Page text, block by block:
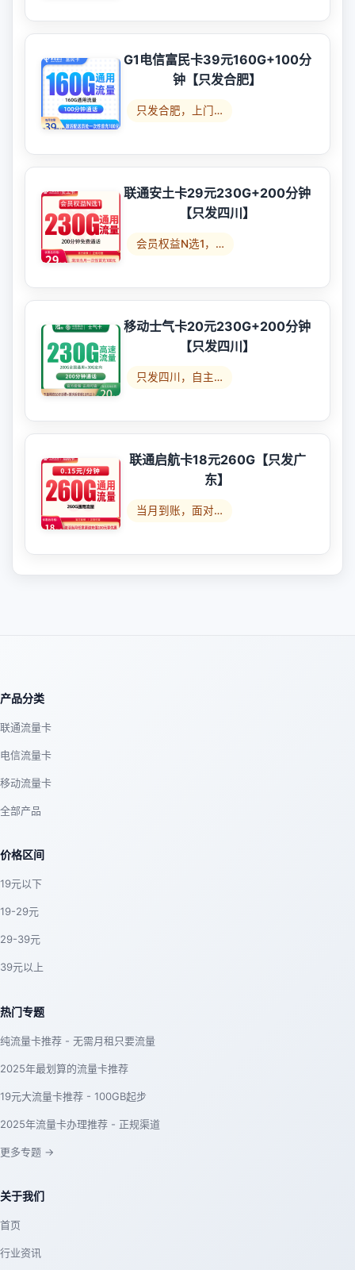
G1电信富民卡39元160G+100分
钟【只发合肥】
只发合肥，上门…
联通安土卡29元230G+200分钟
【只发四川】
会员权益N选1，…
移动士气卡20元230G+200分钟
【只发四川】
只发四川，自主…
联通启航卡18元260G【只发广
东】
当月到账，面对…
产品分类
联通流量卡
电信流量卡
移动流量卡
全部产品
价格区间
19元以下
19-29元
29-39元
39元以上
热门专题
纯流量卡推荐 - 无需月租只要流量
2025年最划算的流量卡推荐
19元大流量卡推荐 - 100GB起步
2025年流量卡办理推荐 - 正规渠道
更多专题 →
关于我们
首页
行业资讯